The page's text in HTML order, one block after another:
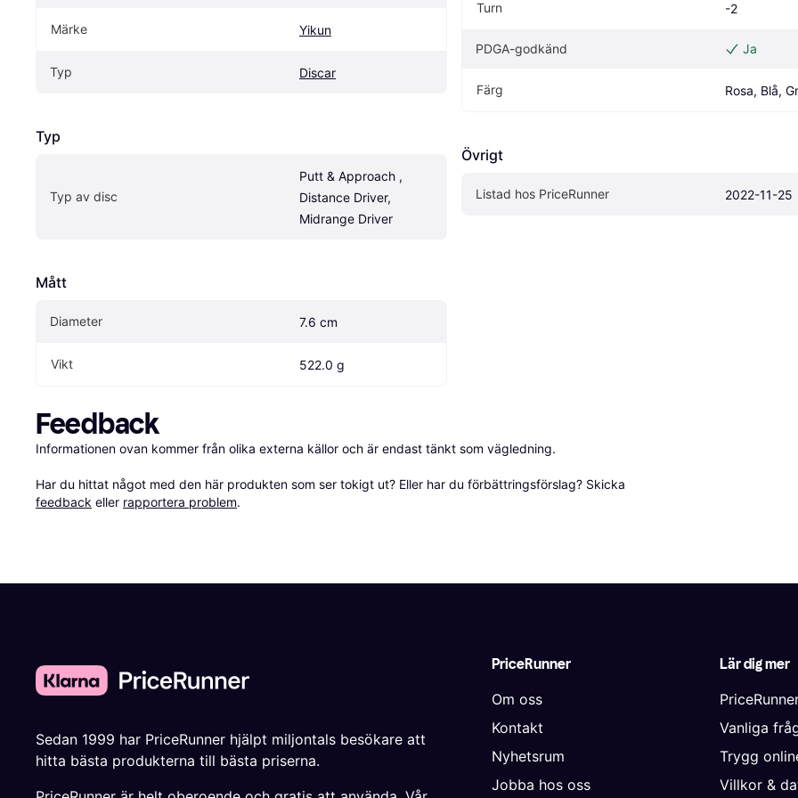
Märke Yikun
Typ Discar
Typ
Typ av disc
Putt & Approach ,
Distance Driver,
Midrange Driver
Mått
Diameter 7.6 cm
Vikt 522.0 g
Turn -2
PDGA-godkänd Ja
Färg Rosa, Blå,
Övrigt
Listad hos PriceRunner 2022-11-25
Feedback
Informationen ovan kommer från olika externa källor och är endast tänkt som vägledning.
Har du hittat något med den här produkten som ser tokigt ut? Eller har du förbättringsförslag? Skicka
feedback eller rapportera problem.
PriceRunner
Om oss
Kontakt
Nyhetsrum
Jobba hos oss
Lär dig mer
Vanliga
Trygg
Villkor &
Sedan 1999 har PriceRunner hjälpt miljontals besökare att
hitta bästa produkterna till bästa priserna.